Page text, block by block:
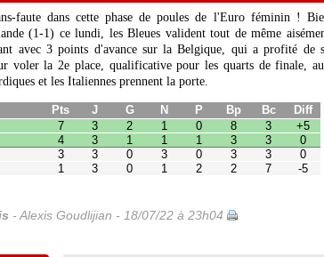
faute dans cette phase de poules de l'Euro féminin !
(1-1) ce lundi, les Bleues valident tout de même
avec 3 points d'avance sur la Belgique, qui a profité de
voler la 2e place, qualificative pour les quarts de finale,
et les Italiennes prennent la porte.
J G N P Bp Bc
Diff
3 1 0 8
+5
3 0 3 0 3 3
0
3 0 1 2 2 7 -5
- Alexis Goudlijian - 18/07/22 à 23h04